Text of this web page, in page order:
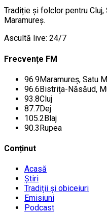
Tradiție și folclor pentru
Maramureș.
Ascultă live: 24/7
Frecvențe FM
96.9Maramureș, Satu
96.6Bistrița-Năsăud,
93.8Cluj
87.7Dej
105.2Blaj
90.3Rupea
Conținut
Acasă
Știri
Tradiții și obiceiuri
Emisiuni
Podcast